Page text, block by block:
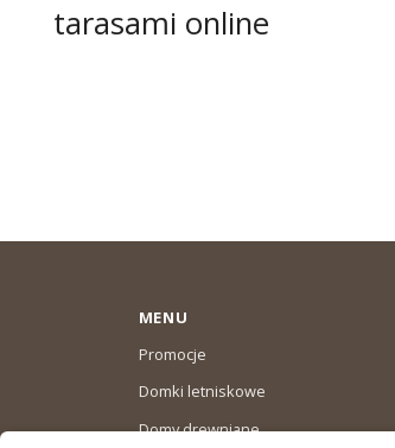
tarasami online
MENU
Promocje
Domki letniskowe
Domy drewniane